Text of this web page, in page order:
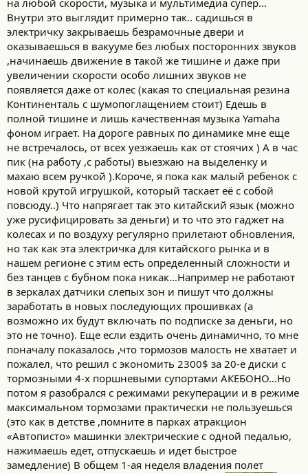
на любой скорости, музыка и мультимедиа супер…
Внутри это выглядит примерно так.. садишься в
электричку закрываешь безрамочные двери и
оказываешься в вакууме без любых посторонних звуков
,начинаешь движение в такой же тишине и даже при
увеличении скорости особо лишних звуков не
появляется даже от колес (какая то специальная резина
Континенталь с шумопоглащением стоит) Едешь в
полной тишине и лишь качественная музыка Yamaha
фоном играет. На дороге равных по динамике мне еще
не встречалось, от всех уезжаешь как от стоячих ) А в час
пик (на работу ,с работы) выезжаю на выделенку и
махаю всем ручкой ).Короче, я пока как малый ребенок с
новой крутой игрушкой, который таскает её с собой
повсюду..) Что напрягает так это китайский язык (можно
уже русифицировать за деньги) и то что это гаджет на
колесах и по воздуху регулярно прилетают обновления,
но так как эта электричка для китайского рынка и в
нашем регионе с этим есть определенный сложности и
без танцев с бубном пока никак…Например не работают
в зеркалах датчики слепых зон и пишут что должны
заработать в новых последующих прошивках (а
возможно их будут включать по подписке за деньги, но
это не точно). Еще если ездить очень динамично, то мне
поначалу показалось ,что тормозов малость не хватает и
пожалел, что решил с экономить 2300$ за 20-е диски с
тормозными 4-х поршневыми супортами АКЕБОНО…Но
потом я разобрался с режимами рекуперации и в режиме
максимальном тормозами практически не пользуешься
(это как в детстве ,помните в парках атракцион
«Автописто» машинки электрические с одной педалью,
нажимаешь едет, отпускаешь и идет быстрое
замедление) В общем 1-ая неделя владения полет